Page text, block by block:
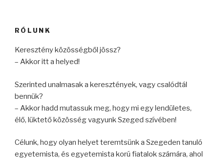
RÓLUNK
Keresztény közösségből jössz?
– Akkor itta helyed!
Szerinted unalmasak a keresztények, vagy csalódtál
bennük?
– Akkor hadd mutassuk meg, hogy mi egy lendületes,
élő, lüktető közösség vagyunk Szeged szívében!
Célunk, hogy olyan helyet teremtsünk a Szegeden tanuló
egyetemista, és egyetemista korú fiatalok számára, ahol